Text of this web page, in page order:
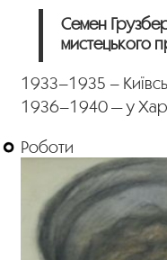
Семен
мистецького
1933–1935 –
1936–1940 — у
Роботи